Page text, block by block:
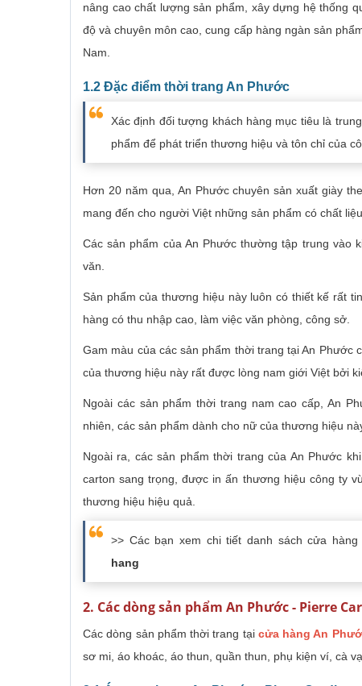
nâng cao chất lượng sản phẩm, xây dựng hệ thống
độ và chuyên môn cao, cung cấp hàng ngàn sản
Nam.
1.2 Đặc điểm thời trang An Phước
Xác định đối tượng khách hàng mục tiêu là
phẩm để phát triển thương hiệu và tôn chỉ của
Hơn 20 năm qua, An Phước chuyên sản xuất giày
mang đến cho người Việt những sản phẩm có chất
Các sản phẩm của An Phước thường tập trung vào
văn.
Sản phẩm của thương hiệu này luôn có thiết kế rất
hàng có thu nhập cao, làm việc văn phòng, công sở.
Gam màu của các sản phẩm thời trang tại An
của thương hiệu này rất được lòng nam giới Việt bởi
Ngoài các sản phẩm thời trang nam cao cấp, An
nhiên, các sản phẩm dành cho nữ của thương hiệu
Ngoài ra, các sản phẩm thời trang của An Phước
carton sang trọng, được in ấn thương hiệu công ty
thương hiệu hiệu quả.
>> Các bạn xem chi tiết danh sách cửa hàng
hang
2. Các dòng sản phẩm An Phước - Pierre
Các dòng sản phẩm thời trang tại cửa hàng An
sơ mi, áo khoác, áo thun, quần thun, phụ kiện ví, cà